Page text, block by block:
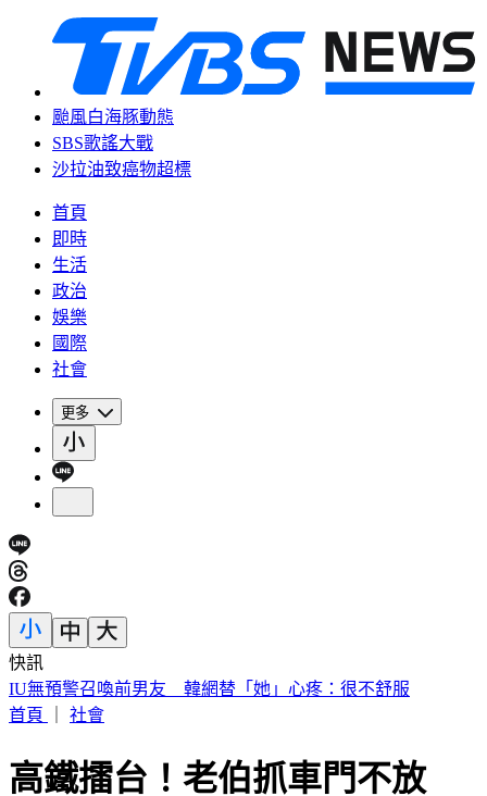
颱風白海豚動態
SBS歌謠大戰
沙拉油致癌物超標
首頁
即時
生活
政治
娛樂
國際
社會
更多
快訊
快訊／財神爺不在家 威力彩頭獎、二獎雙槓龜
首頁
社會
高鐵擂台！老伯抓車門不放